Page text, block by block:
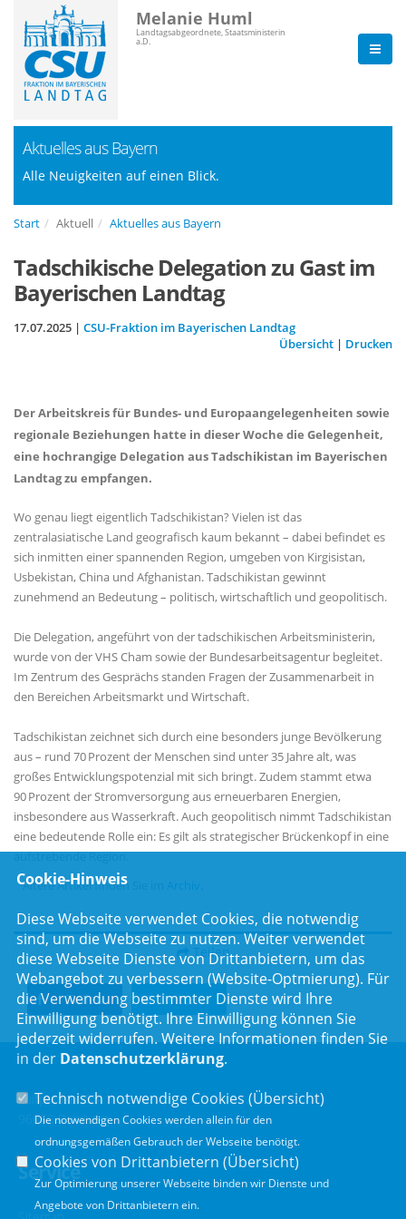
Melanie Huml
Landtagsabgeordnete, Staatsministerin
a.D.
Aktuelles aus Bayern
Alle Neuigkeiten auf einen Blick.
Start Aktuell Aktuelles aus Bayern
Tadschikische Delegation zu Gast im
Bayerischen Landtag
17.07.2025 | CSU-Fraktion im Bayerischen Landtag
Übersicht | Drucken
Der Arbeitskreis für Bundes- und Europaangelegenheiten sowie
regionale Beziehungen hatte in dieser Woche die Gelegenheit,
eine hochrangige Delegation aus Tadschikistan im Bayerischen
Landtag zu empfangen.
Wo genau liegt eigentlich Tadschikistan? Vielen ist das
zentralasiatische Land geografisch kaum bekannt – dabei befindet es
sich inmitten einer spannenden Region, umgeben von Kirgisistan,
Usbekistan, China und Afghanistan. Tadschikistan gewinnt
zunehmend an Bedeutung – politisch, wirtschaftlich und geopolitisch.
Die Delegation, angeführt von der tadschikischen Arbeitsministerin,
wurde von der VHS Cham sowie der Bundesarbeitsagentur begleitet.
Im Zentrum des Gesprächs standen Fragen der Zusammenarbeit in
den Bereichen Arbeitsmarkt und Wirtschaft.
Tadschikistan zeichnet sich durch eine besonders junge Bevölkerung
aus – rund 70 Prozent der Menschen sind unter 35 Jahre alt, was
großes Entwicklungspotenzial mit sich bringt. Zudem stammt etwa
90 Prozent der Stromversorgung aus erneuerbaren Energien,
insbesondere aus Wasserkraft. Auch geopolitisch nimmt Tadschikistan
eine bedeutende Rolle ein: Es gilt als strategischer Brückenkopf in eine
aufstrebende Region.
Ältere Artikel finden Sie im
Archiv
Teilen
Teilen Twittern
Luitpoldstr. 55
96052 Bamberg
Service
Cookie-Hinweis
Diese Webseite verwendet Cookies, die notwendig
sind, um die Webseite zu nutzen. Weiter verwendet
diese Webseite Dienste von Drittanbietern, um das
Webangebot zu verbessern (Website-Optmierung). Für
die Verwendung bestimmter Dienste wird Ihre
Einwilligung benötigt. Ihre Einwilligung können Sie
jederzeit widerrufen. Weitere Informationen finden Sie
in der Datenschutzerklärung.
Technisch notwendige Cookies (Übersicht)
Die notwendigen Cookies werden allein für den
ordnungsgemäßen Gebrauch der Webseite benötigt.
Cookies von Drittanbietern (Übersicht)
Zur Optimierung unserer Webseite binden wir Dienste und
Angebote von Drittanbietern ein.